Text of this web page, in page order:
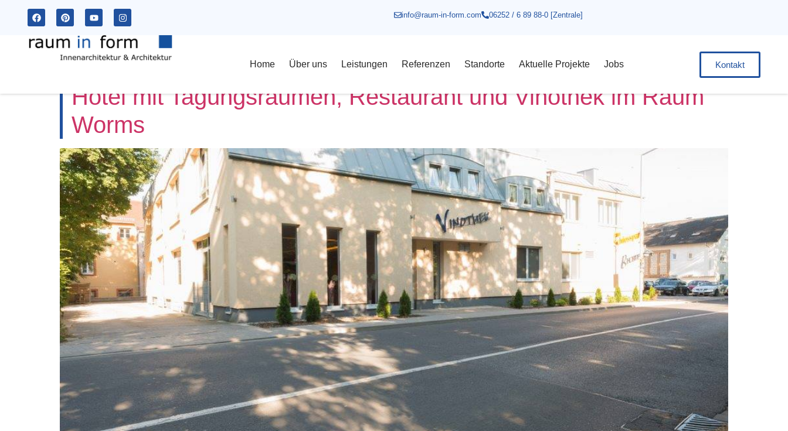
info@raum-in-form.com 06252 / 6 89 88-0 [Zentrale]
Home Über uns Leistungen Referenzen Standorte Aktuelle Projekte Jobs Kontakt
Schlagwort: Hotel
Hotel mit Tagungsräumen, Restaurant und Vinothek im Raum
Worms